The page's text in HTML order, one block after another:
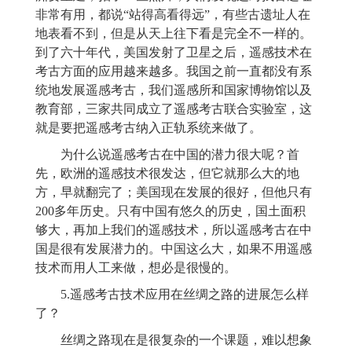
非常有用，都说“站得高看得远”，有些古遗址人在
地表看不到，但是从天上往下看是完全不一样的。
到了六十年代，美国发射了卫星之后，遥感技术在
考古方面的应用越来越多。我国之前一直都没有系
统地发展遥感考古，我们遥感所和国家博物馆以及
教育部，三家共同成立了遥感考古联合实验室，这
就是要把遥感考古纳入正轨系统来做了。
为什么说遥感考古在中国的潜力很大呢？首
先，欧洲的遥感技术很发达，但它就那么大的地
方，早就翻完了；美国现在发展的很好，但他只有
200多年历史。只有中国有悠久的历史，国土面积
够大，再加上我们的遥感技术，所以遥感考古在中
国是很有发展潜力的。中国这么大，如果不用遥感
技术而用人工来做，想必是很慢的。
5.遥感考古技术应用在丝绸之路的进展怎么样
了？
丝绸之路现在是很复杂的一个课题，难以想象